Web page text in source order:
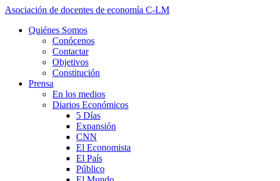
Asociación de docentes de economía C-LM
Quiénes Somos
Conócenos
Contactar
Objetivos
Constitución
Prensa
En los medios
Diarios Económicos
5 Días
Expansión
CNN
El Economista
El País
Público